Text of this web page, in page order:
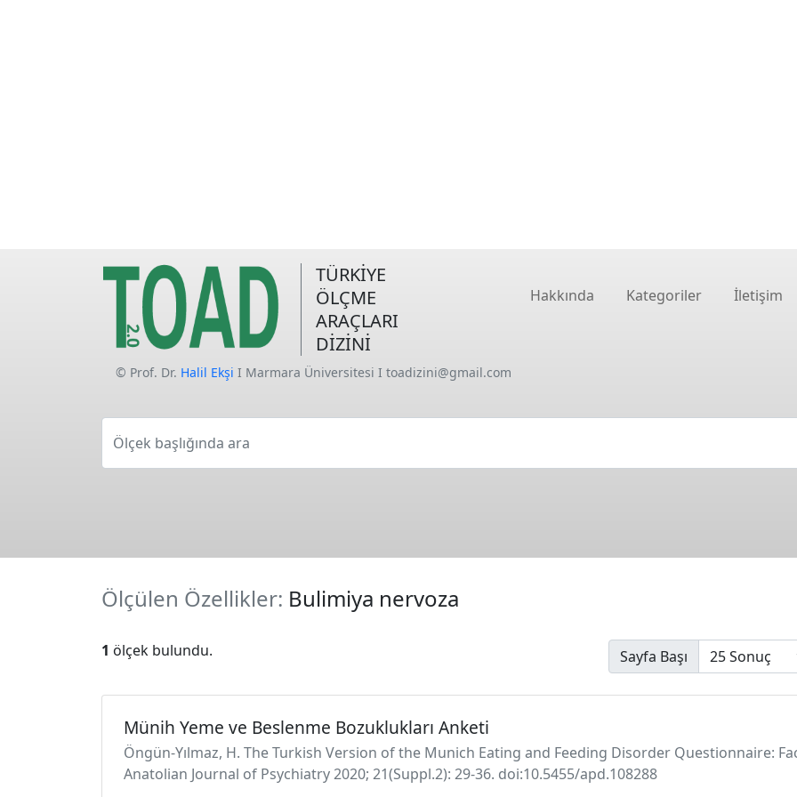
TÜRKİYE
ÖLÇME
ARAÇLARI
DİZİNİ
Hakkında Kategoriler İletişim
© Prof. Dr. Halil Ekşi I Marmara Üniversitesi I toadizini@gmail.com
Ölçek başlığında ara
Ölçülen Özellikler: Bulimiya nervoza
1 ölçek bulundu. Sayfa Başı
Münih Yeme ve Beslenme Bozuklukları Anketi
Öngün-Yılmaz, H. The Turkish Version of the Munich Eating and Feeding Disorder Questionnaire:
Anatolian Journal of Psychiatry 2020; 21(Suppl.2): 29-36. doi:10.5455/apd.108288